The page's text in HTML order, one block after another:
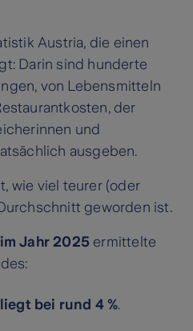
Austria, die einen
Darin sind hunderte
von Lebensmitteln
der
und
ausgeben.
wie viel teurer (oder
geworden ist.
Jahr 2025 ermittelte
liegt bei rund 4 %.